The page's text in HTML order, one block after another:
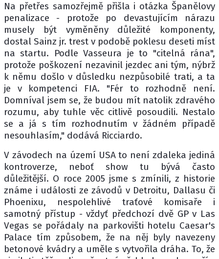
Na přetřes samozřejmě přišla i otázka Španělovy
penalizace - protože po devastujícím nárazu
musely být vyměněny důležité komponenty,
dostal Sainz jr. trest v podobě poklesu deseti míst
na startu. Podle Vasseura je to "citelná rána",
protože poškození nezavinil jezdec ani tým, nýbrž
k němu došlo v důsledku nezpůsobilé trati, a ta
je v kompetenci FIA. "Fér to rozhodně není.
Domníval jsem se, že budou mít natolik zdravého
rozumu, aby tuhle věc citlivě posoudili. Nestalo
se a já s tím rozhodnutím v žádném případě
nesouhlasím," dodává Ricciardo.
V závodech na území USA to není zdaleka jediná
kontroverze, neboť show tu bývá často
důležitější. O roce 2005 jsme s zmínili, z historie
známe i události ze závodů v Detroitu, Dallasu či
Phoenixu, nespolehlivé traťové komisaře i
samotný přístup - vždyť předchozí dvě GP v Las
Vegas se pořádaly na parkovišti hotelu Caesar's
Palace tím způsobem, že na něj byly navezeny
betonové kvádry a uměle s vytvořila dráha. To, že